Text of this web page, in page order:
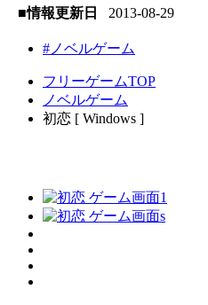
■情報更新日 2013-08-29
#ノベルゲーム
フリーゲームTOP
ノベルゲーム
初恋 [ Windows ]